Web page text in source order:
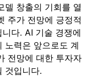
델 창출의 기회를 열
주가 전망에 긍정적
다. AI 기술 경쟁에
노력은 앞으로도 계
전망에 대한 투자자
것입니다.